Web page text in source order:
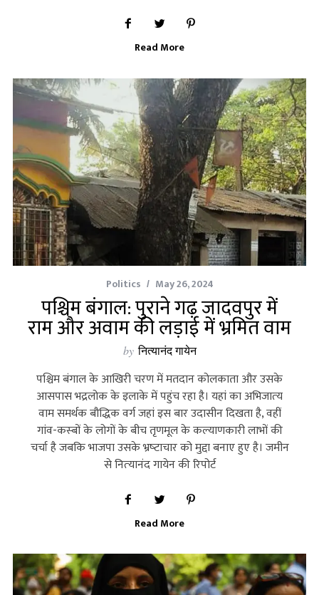
Read More
Politics May 26, 2024
पश्चिम बंगाल: पुराने गढ़ जादवपुर में
राम और अवाम की लड़ाई में भ्रमित वाम
by नित्यानंद गायेन
पश्चिम बंगाल के आखिरी चरण में मतदान कोलकाता और उसके
आसपास भद्रलोक के इलाके में पहुंच रहा है। यहां का अभिजात्‍य
वाम समर्थक बौद्धिक वर्ग जहां इस बार उदासीन दिखता है, वहीं
गांव-कस्‍बों के लोगों के बीच तृणमूल के कल्‍याणकारी लाभों की
चर्चा है जबकि भाजपा उसके भ्रष्‍टाचार को मुद्दा बनाए हुए है। जमीन
से नित्‍यानंद गायेन की रिपोर्ट
Read More